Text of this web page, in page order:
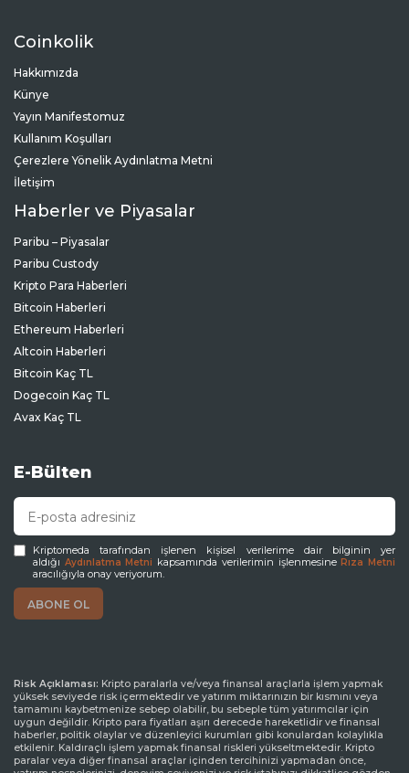
Coinkolik
Hakkımızda
Künye
Yayın Manifestomuz
Kullanım Koşulları
Çerezlere Yönelik Aydınlatma Metni
İletişim
Haberler ve Piyasalar
Paribu – Piyasalar
Paribu Custody
Kripto Para Haberleri
Bitcoin Haberleri
Ethereum Haberleri
Altcoin Haberleri
Bitcoin Kaç TL
Dogecoin Kaç TL
Avax Kaç TL
E-Bülten
Kriptomeda tarafından işlenen kişisel verilerime dair bilginin yer
aldığı Aydınlatma Metni kapsamında verilerimin işlenmesineRıza Metni
aracılığıyla onay veriyorum.
Risk Açıklaması: Kripto paralarla ve/veya finansal araçlarla işlem yapmak
yüksek seviyede risk içermektedir ve yatırım miktarınızın bir kısmını veya
tamamını kaybetmenize sebep olabilir, bu sebeple tüm yatırımcılar için
uygun değildir. Kripto para fiyatları aşırı derecede hareketlidir ve finansal
haberler, politik olaylar ve düzenleyici kurumları gibi konulardan kolaylıkla
etkilenir. Kaldıraçlı işlem yapmak finansal riskleri yükseltmektedir. Kripto
paralar veya diğer finansal araçlar içinden tercihinizi yapmadan önce,